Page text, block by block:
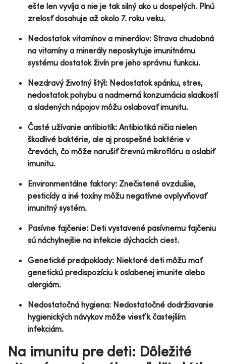
ešte len vyvíja a nie je tak silný ako u dospelých. Plnú
zrelosť dosahuje až okolo 7. roku veku.
Nedostatok vitamínov a minerálov: Strava chudobná
na vitamíny a minerály neposkytuje imunitnému
systému dostatok živín pre jeho správnu funkciu.
Nezdravý životný štýl: Nedostatok spánku, stres,
nedostatok pohybu a nadmerná konzumácia sladkostí
a sladených nápojov môžu oslabovať imunitu.
Časté užívanie antibiotík: Antibiotiká ničia nielen
škodlivé baktérie, ale aj prospešné baktérie v
črevách, čo môže narušiť črevnú mikroflóru a oslabiť
imunitu.
Environmentálne faktory: Znečistené ovzdušie,
pesticídy a iné toxíny môžu negatívne ovplyvňovať
imunitný systém.
Pasívne fajčenie: Deti vystavené pasívnemu fajčeniu
sú náchylnejšie na infekcie dýchacích ciest.
Genetické predpoklady: Niektoré deti môžu mať
genetickú predispozíciu k oslabenej imunite alebo
alergiám.
Nedostatočná hygiena: Nedostatočné dodržiavanie
hygienických návykov môže viesť k častejším
infekciám.
Na imunitu pre deti: Dôležité